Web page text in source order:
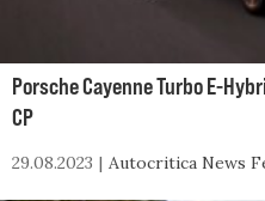
Porsche Cayenne Turbo E-
CP
29.08.2023 Autocritica News